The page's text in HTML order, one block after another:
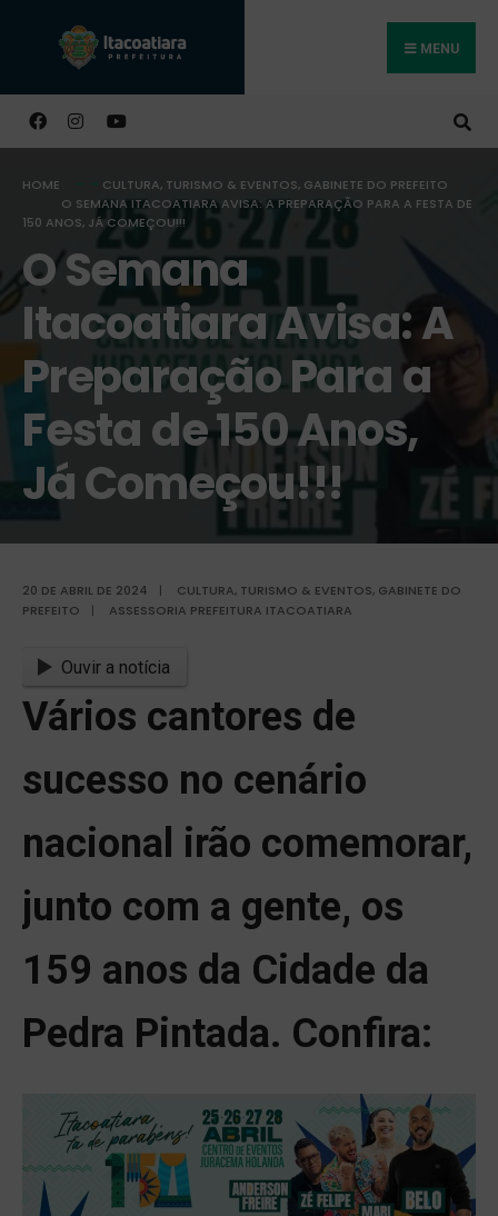
MENU
HOME CULTURA, TURISMO & EVENTOS, GABINETE DO PREFEITO
O SEMANA ITACOATIARA AVISA: A PREPARAÇÃO PARA A FESTA DE
150 ANOS, JÁ COMEÇOU!!!
O Semana
Itacoatiara Avisa: A
Preparação Para a
Festa de 150 Anos,
Já Começou!!!
20 DE ABRIL DE 2024 | CULTURA, TURISMO & EVENTOS, GABINETE DO
PREFEITO
| ASSESSORIA PREFEITURA ITACOATIARA
Ouvir a notícia
Vários cantores de
sucesso no cenário
nacional irão comemorar,
junto com a gente, os
159 anos da Cidade da
Pedra Pintada. Confira:
Buscar